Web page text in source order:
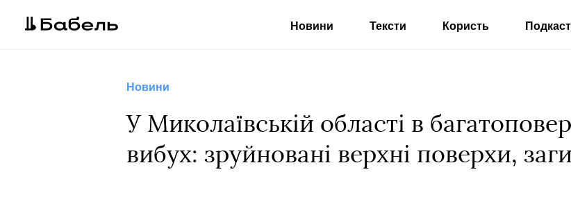
Новини Тексти Користь
Новини
У Миколаївській області в
вибух: зруйновані верхні поверхи,